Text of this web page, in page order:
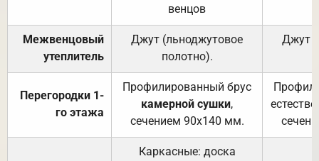
венцов
Межвенцовый
утеплитель
Джут (льноджутовое
полотно).
Джут
Перегородки 1-
го этажа
Профилированный брус
камерной сушки,
сечением 90х140 мм.
Каркасные: доска